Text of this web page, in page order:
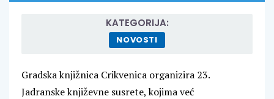
KATEGORIJA:
NOVOSTI
Gradska knjižnica Crikvenica organizira 23.
Jadranske književne susrete, kojima već